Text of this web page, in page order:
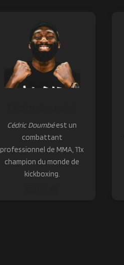
Cédric Doumbéest un
combattant
professionnel de MMA, 11x
champion du monde de
kickboxing.